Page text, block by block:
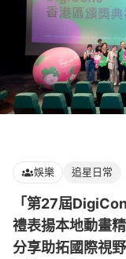
娛樂 追星日常
「第27屆
禮表揚本地動畫
分享助拓國際視野